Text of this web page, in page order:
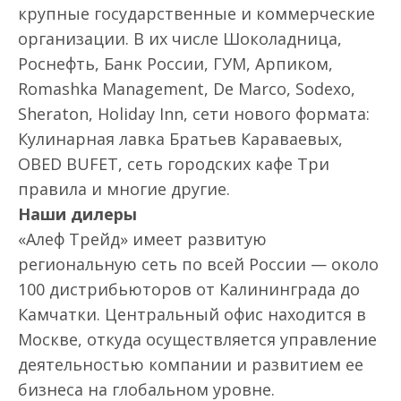
крупные государственные и коммерческие
организации. В их числе Шоколадница,
Роснефть, Банк России, ГУМ, Арпиком,
Romashka Management, De Marco, Sodexo,
Sheraton, Holiday Inn, сети нового формата:
Кулинарная лавка Братьев Караваевых,
OBED BUFET, сеть городских кафе Три
правила и многие другие.
Наши дилеры
«Алеф Трейд» имеет развитую
региональную сеть по всей России — около
100 дистрибьюторов от Калининграда до
Камчатки. Центральный офис находится в
Москве, откуда осуществляется управление
деятельностью компании и развитием ее
бизнеса на глобальном уровне.